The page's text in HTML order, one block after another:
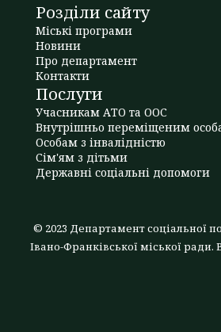
Розділи сайту
Міські програми
Новини
Про департамент
Контакти
Послуги
Учасникам АТО та ООС
Внутрішньо переміщеним
Особам з інвалідністю
Сім'ям з дітьми
Державні соціальні допомоги
© 2023 Департамент соціальної
Івано-Франківської міської ради.